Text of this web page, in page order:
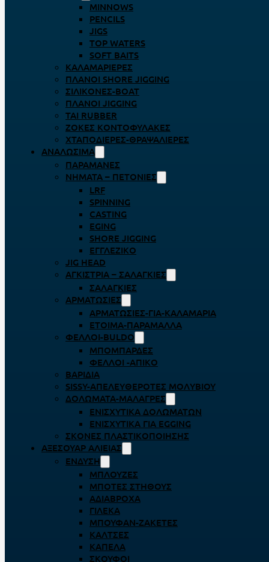
MINNOWS
PENCILS
JIGS
TOP WATERS
SOFT BAITS
ΚΑΛΑΜΑΡΙΈΡΕΣ
ΠΛΆΝΟΙ SHORE JIGGING
ΣΙΛΙΚΌΝΕΣ-BOAT
ΠΛΆΝΟΙ JIGGING
TAI RUBBER
ΖΌΚΕΣ ΚΟΝΤΟΦΎΛΑΚΕΣ
ΧΤΑΠΟΔΙΈΡΕΣ-ΘΡΑΨΑΛΙΈΡΕΣ
ΑΝΑΛΏΣΙΜΑ
ΠΑΡΑΜΆΝΕΣ
ΝΉΜΑΤΑ – ΠΕΤΟΝΙΈΣ
LRF
SPINNING
CASTING
EGING
SHORE JIGGING
ΕΓΓΛΈΖΙΚΟ
JIG HEAD
ΑΓΚΊΣΤΡΙΑ – ΣΑΛΑΓΚΙΈΣ
ΣΑΛΑΓΚΙΈΣ
ΑΡΜΑΤΩΣΙΈΣ
ΑΡΜΑΤΩΣΙΈΣ-ΓΙΑ-ΚΑΛΑΜΆΡΙΑ
ΈΤΟΙΜΑ-ΠΑΡΆΜΑΛΛΑ
ΦΕΛΛΟΊ-BULDO
ΜΠΟΜΠΆΡΔΕΣ
ΦΕΛΛΟΊ -ΑΠΊΚΟ
ΒΑΡΊΔΙΑ
SISSY-ΑΠΕΛΕΥΘΕΡΟΤΈΣ ΜΟΛΥΒΙΟΎ
ΔΟΛΏΜΑΤΑ-ΜΑΛΆΓΡΕΣ
ΕΝΙΣΧΥΤΙΚΆ ΔΟΛΩΜΆΤΩΝ
ΕΝΙΣΧΥΤΙΚΆ ΓΙΑ EGGING
ΣΚΌΝΕΣ ΠΛΑΣΤΙΚΟΠΟΊΗΣΗΣ
ΑΞΕΣΟΥΆΡ ΑΛΙΕΊΑΣ
ΈΝΔΥΣΗ
ΜΠΛΟΎΖΕΣ
ΜΠΌΤΕΣ ΣΤΉΘΟΥΣ
ΑΔΙΆΒΡΟΧΑ
ΓΙΛΈΚΑ
ΜΠΟΥΦΆΝ-ΖΑΚΈΤΕΣ
ΚΆΛΤΣΕΣ
ΚΑΠΈΛΑ
ΣΚΟΎΦΟΙ